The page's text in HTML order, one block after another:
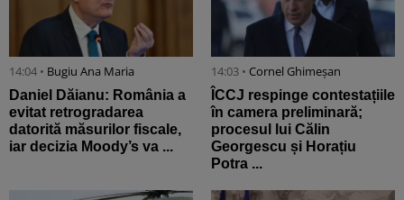
14:04 • Bugiu ⁠Ana Maria
Daniel Dăianu: România a
evitat retrogradarea
datorită măsurilor fiscale,
iar decizia Moody’s va ...
14:03 • Cornel Ghimeșan
ÎCCJ respinge contestațiile
în camera preliminară;
procesul lui Călin
Georgescu și Horațiu
Potra ...